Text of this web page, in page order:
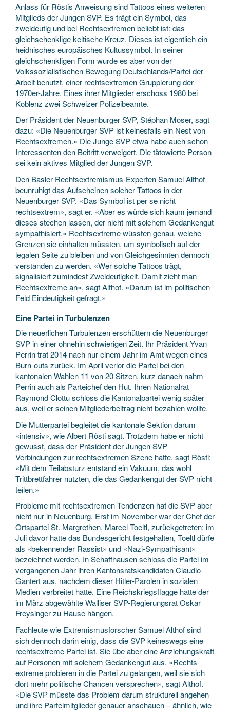
Anlass für Röstis Anweisung sind Tattoos eines weiteren
Mitglieds der Jungen SVP. Es trägt ein Symbol, das
zweideutig und bei Rechtsextremen beliebt ist: das
gleichschenklige keltische Kreuz. Dieses ist eigentlich ein
heidnisches europäisches Kultussymbol. In seiner
gleichschenkligen Form wurde es aber von der
Volkssozialistischen Bewegung Deutschlands/Partei der
Arbeit benutzt, einer rechtsextremen Gruppierung der
1970er-Jahre. Eines ihrer Mitglieder erschoss 1980 bei
Koblenz zwei Schweizer Polizeibeamte.
Der Präsident der Neuenburger SVP, Stéphan Moser, sagt
dazu: «Die Neuenburger SVP ist keinesfalls ein Nest von
Rechtsextremen.» Die Junge SVP etwa habe auch schon
Interessenten den Beitritt verweigert. Die tätowierte Person
sei kein aktives Mitglied der Jungen SVP.
Den Basler Rechtsextremismus-Experten Samuel Althof
beunruhigt das Aufscheinen solcher Tattoos in der
Neuenburger SVP. «Das Symbol ist per se nicht
rechtsextrem», sagt er. «Aber es würde sich kaum jemand
dieses stechen lassen, der nicht mit solchem Gedankengut
sympathisiert.» Rechtsextreme wüssten genau, welche
Grenzen sie einhalten müssten, um symbolisch auf der
legalen Seite zu bleiben und von Gleichgesinnten dennoch
verstanden zu werden. «Wer solche Tattoos trägt,
signalisiert zumindest Zweideutigkeit. Damit zieht man
Rechtsextreme an», sagt Althof. «Darum ist im politischen
Feld Eindeutigkeit gefragt.»
Eine Partei in Turbulenzen
Die neuerlichen Turbulenzen erschüttern die Neuenburger
SVP in einer ohnehin schwierigen Zeit. Ihr Präsident Yvan
Perrin trat 2014 nach nur einem Jahr im Amt wegen eines
Burn-outs zurück. Im April verlor die Partei bei den
kantonalen Wahlen 11 von 20 Sitzen, kurz danach nahm
Perrin auch als Parteichef den Hut. Ihren Nationalrat
Raymond Clottu schloss die Kantonalpartei wenig später
aus, weil er seinen Mitgliederbeitrag nicht bezahlen wollte.
Die Mutterpartei begleitet die kantonale Sektion darum
«intensiv», wie Albert Rösti sagt. Trotzdem habe er nicht
gewusst, dass der Präsident der Jungen SVP
Verbindungen zur rechtsextremen Szene hatte, sagt Rösti:
«Mit dem Teilabsturz entstand ein Vakuum, das wohl
Trittbrettfahrer nutzten, die das Gedankengut der SVP nicht
teilen.»
Probleme mit rechtsextremen Tendenzen hat die SVP aber
nicht nur in Neuenburg. Erst im November war der Chef der
Ortspartei St. Margrethen, Marcel Toeltl, zurückgetreten; im
Juli davor hatte das Bundesgericht festgehalten, Toeltl dürfe
als «bekennender Rassist» und «Nazi-Sympathisant»
bezeichnet werden. In Schaffhausen schloss die Partei im
vergangenen Jahr ihren Kantonsratskandidaten Claudio
Gantert aus, nachdem dieser Hitler-Parolen in sozialen
Medien verbreitet hatte. Eine Reichskriegsflagge hatte der
im März ab­gewählte Walliser SVP-Regierungsrat Oskar
Freysinger zu Hause hängen.
Fachleute wie Extremismusforscher Samuel Althof sind
sich dennoch darin einig, dass die SVP keineswegs eine
rechtsextreme Partei ist. Sie übe aber eine Anziehungskraft
auf Personen mit solchem Gedankengut aus. «Rechts­
extreme probieren in die Partei zu gelangen, weil sie sich
dort mehr politische Chancen versprechen», sagt Althof.
«Die SVP müsste das Problem darum strukturell angehen
und ihre Parteimitglieder genauer anschauen – ähnlich, wie